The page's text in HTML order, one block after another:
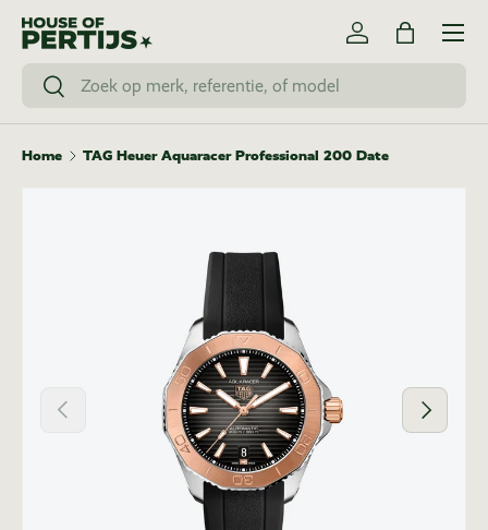
Ga naar inhoud
Zoeken
Zoeken
Inloggen
Tas
Menu
Home TAG Heuer Aquaracer Professional 200 Date
Vorige Volgende